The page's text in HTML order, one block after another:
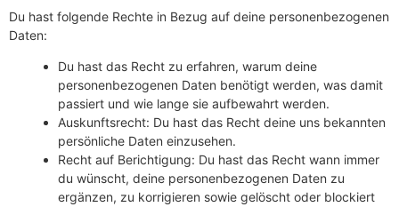
Du hast folgende Rechte in Bezug auf deine personenbezogenen
Daten:
Du hast das Recht zu erfahren, warum deine
personenbezogenen Daten benötigt werden, was damit
passiert und wie lange sie aufbewahrt werden.
Auskunftsrecht: Du hast das Recht deine uns bekannten
persönliche Daten einzusehen.
Recht auf Berichtigung: Du hast das Recht wann immer
du wünscht, deine personenbezogenen Daten zu
ergänzen, zu korrigieren sowie gelöscht oder blockiert